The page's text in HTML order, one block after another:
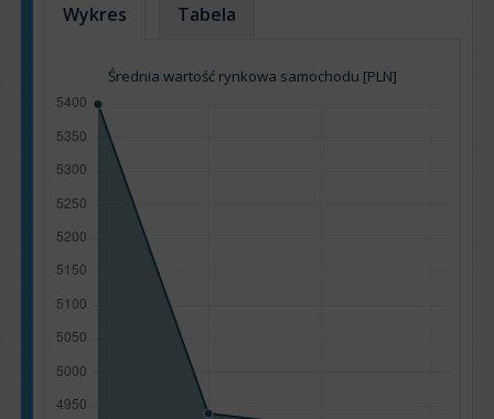
Wykres Tabela
Średnia wartość rynkowa samochodu [PLN]